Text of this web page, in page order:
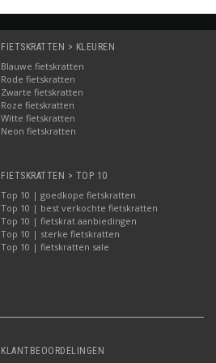
FIETSKRATTEN > KLEUREN
Blauwe fietskratten
Rode fietskratten
Zwarte fietskratten
Roze fietskratten
Witte fietskratten
Neon fietskratten
FIETSKRATTEN > TOP 10
Top 10 | goedkope fietskratten
Top 10 | best verkochte fietskratten
Top 10 | fietskrat aanbiedingen
Top 10 | sterke fietskratten
Top 10 | fietskratten sale
KLANTBEOORDELINGEN